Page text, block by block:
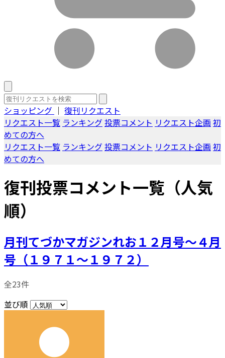
ショッピング ｜ 復刊リクエスト
リクエスト一覧 ランキング投票コメント リクエスト企画 初
めての方へ
リクエスト一覧 ランキング投票コメント リクエスト企画 初
めての方へ
復刊投票コメント一覧（人気
順）
月刊てづかマガジンれお１２月号～４月
号（１９７１～１９７２）
全23件
並び順